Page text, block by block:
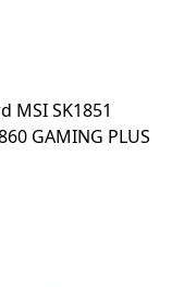
MSI SK1851
GAMING PLUS